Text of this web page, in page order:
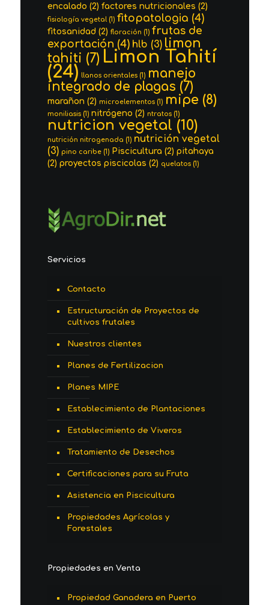
encalado (2) factores nutricionales (2)
fisiología vegetal (1) fitopatologia (4)
fitosanidad (2) floración (1) frutas de
exportación (4) hlb (3) limon
tahiti (7) Limon Tahití
(24) llanos orientales(1) manejo
integrado de plagas (7)
marañon (2) microelementos(1) mipe (8)
moniliasis(1) nitrógeno (2) ntratos(1)
nutricion vegetal (10)
nutrición nitrogenada (1) nutrición vegetal
(3) pino caribe(1) Piscicultura (2) pitahaya
(2) proyectos piscicolas (2) quelatos(1)
Servicios
Contacto
Estructuración de Proyectos de
cultivos frutales
Nuestros clientes
Planes de Fertilizacion
Planes MIPE
Establecimiento de Plantaciones
Establecimiento de Viveros
Tratamiento de Desechos
Certificaciones para su Fruta
Asistencia en Piscicultura
Propiedades Agrícolas y
Forestales
Propiedades en Venta
Propiedad Ganadera en Puerto